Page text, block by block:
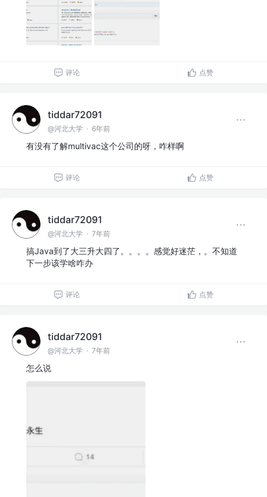
评论 点赞
tiddar72091
@河北大学 · 6年前
有没有了解multivac这个公司的呀，咋样啊
评论 点赞
tiddar72091
@河北大学 · 7年前
搞Java到了大三升大四了。。。。感觉好迷茫，。不知道
下一步该学啥咋办
评论 点赞
tiddar72091
@河北大学 · 7年前
怎么说